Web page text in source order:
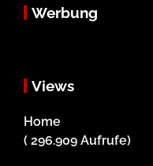
Werbung
Views
Home
( 296.909 Aufrufe)